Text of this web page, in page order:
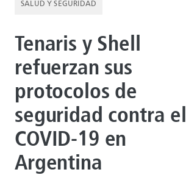
de prensa
SALUD Y SEGURIDAD
Tenaris y Shell
refuerzan sus
protocolos de
seguridad contra el
COVID-19 en
Argentina